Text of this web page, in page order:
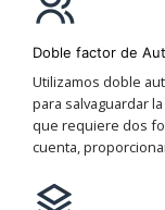
Doble factor de
Utilizamos doble
para salvaguardar
que requiere dos
cuenta,